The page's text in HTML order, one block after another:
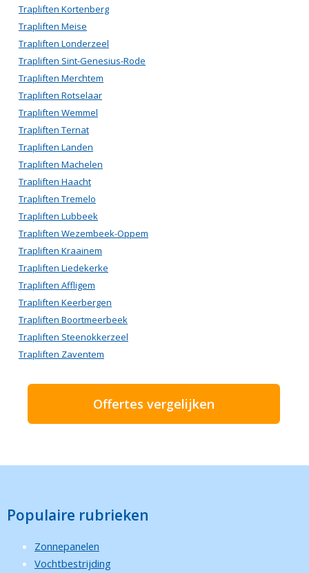
Trapliften Kortenberg
Trapliften Meise
Trapliften Londerzeel
Trapliften Sint-Genesius-Rode
Trapliften Merchtem
Trapliften Rotselaar
Trapliften Wemmel
Trapliften Ternat
Trapliften Landen
Trapliften Machelen
Trapliften Haacht
Trapliften Tremelo
Trapliften Lubbeek
Trapliften Wezembeek-Oppem
Trapliften Kraainem
Trapliften Liedekerke
Trapliften Affligem
Trapliften Keerbergen
Trapliften Boortmeerbeek
Trapliften Steenokkerzeel
Trapliften Zaventem
Offertes vergelijken
Populaire rubrieken
Zonnepanelen
Vochtbestrijding